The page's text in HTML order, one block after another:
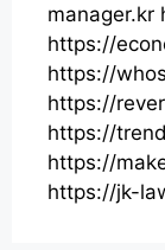
manager.kr
https://
https://
https://
https://
https://
https://jk-